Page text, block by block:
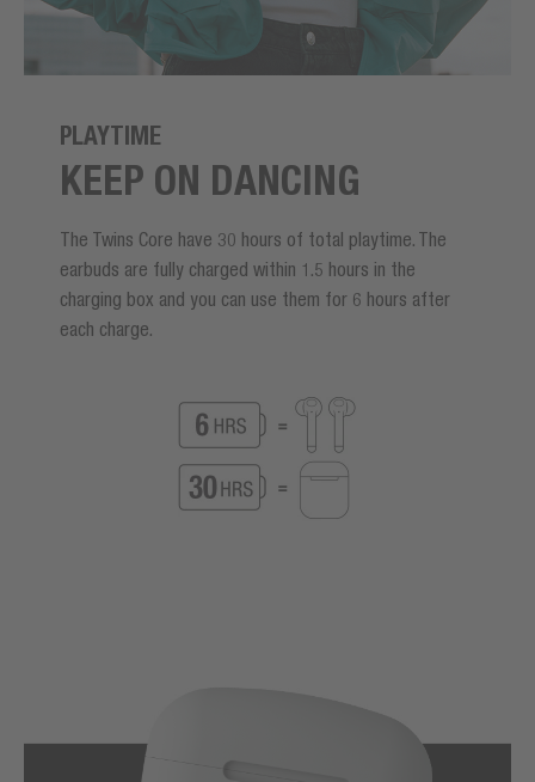
PLAYTIME
KEEP ON DANCING
The Twins Core have 30 hours of total playtime. The
earbuds are fully charged within 1.5 hours in the
charging box and you can use them for 6 hours after
each charge.